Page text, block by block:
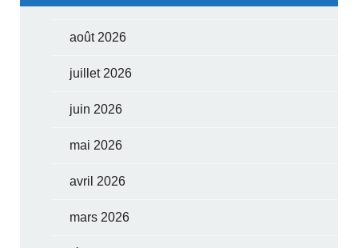
août 2026
juillet 2026
juin 2026
mai 2026
avril 2026
mars 2026